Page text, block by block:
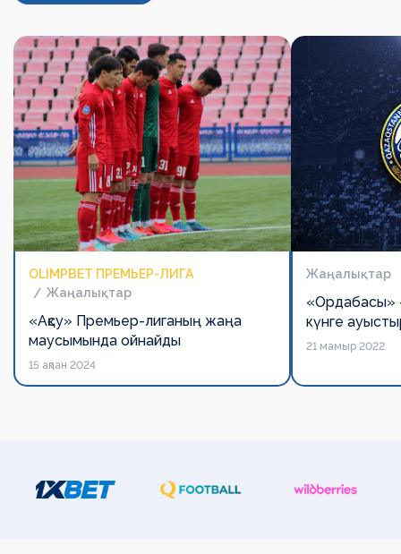
OLIMPBET ПРЕМЬЕР-ЛИГА
Жаңалықтар
«Ақсу» Премьер-лиганың жаңа
маусымында ойнайды
15 ақпан 2024
Жаңалықтар
«Ордабасы»
күнге
21 мамыр 2022